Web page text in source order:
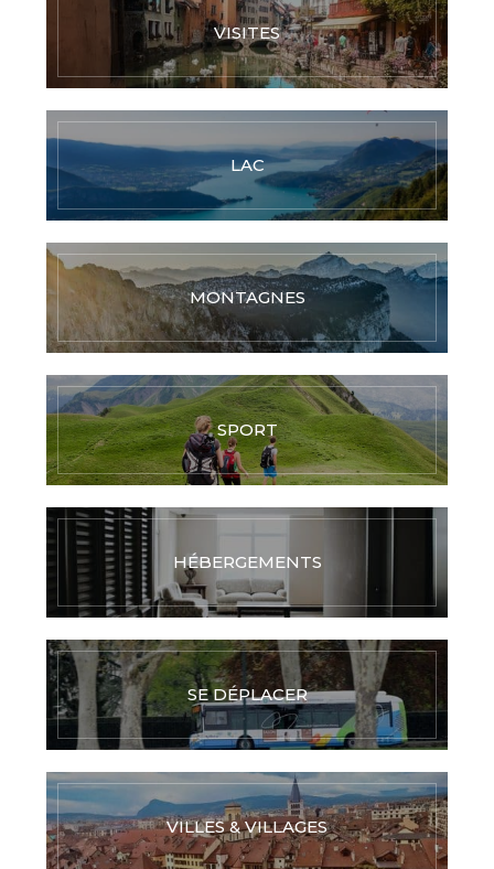
VISITES
LAC
MONTAGNES
SPORT
HÉBERGEMENTS
SE DÉPLACER
VILLES & VILLAGES